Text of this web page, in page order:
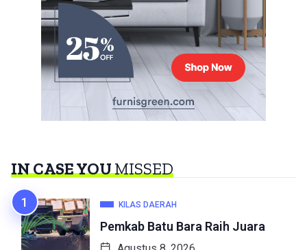
IN CASE YOUMISSED
KILAS DAERAH
Pemkab Batu Bara Raih Juara